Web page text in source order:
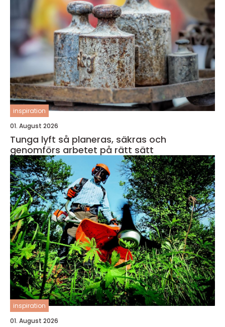
inspiration
01. August 2026
Tunga lyft så planeras, säkras och
genomförs arbetet på rätt sätt
inspiration
01. August 2026